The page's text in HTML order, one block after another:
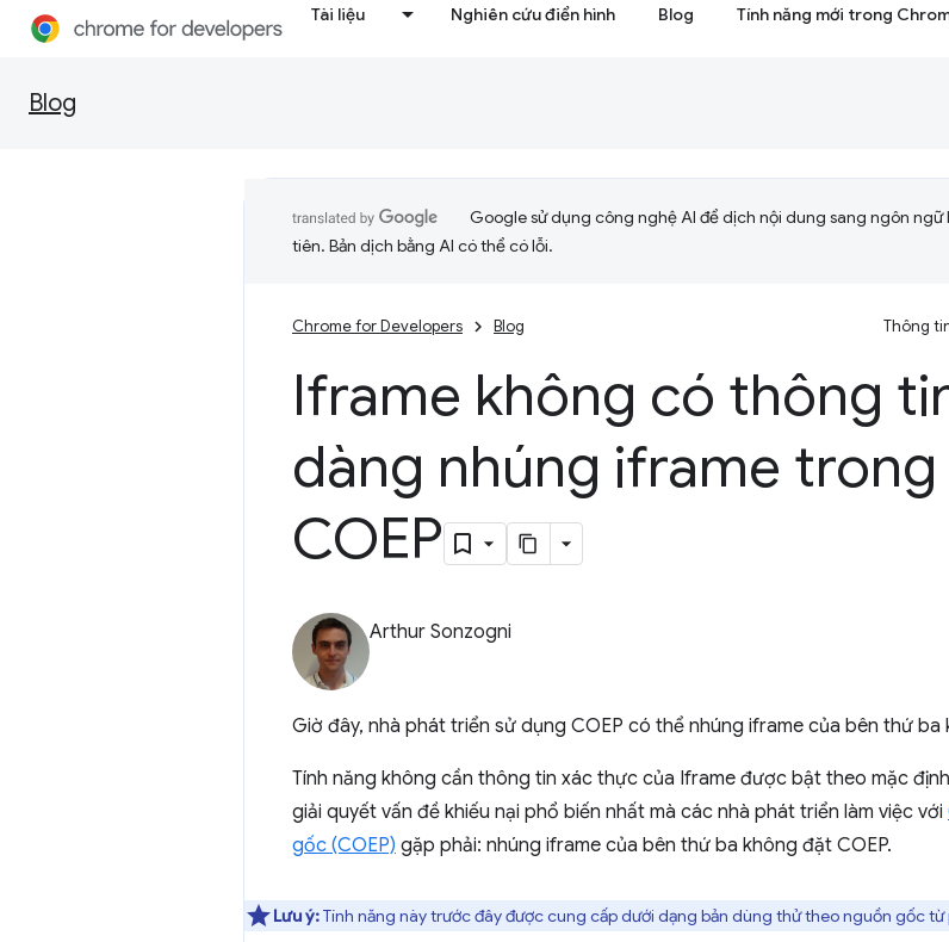
Tài liệu Nghiên cứu điển hình Blog Tính năng mới trong
Blog
Google sử dụng công nghệ AI để dịch nội dung sang ngôn ngữ
tiên. Bản dịch bằng AI có thể có lỗi.
Chrome for Developers Blog Thông
Iframe không có thông
dàng nhúng iframe
COEP
Arthur Sonzogni
Giờ đây, nhà phát triển sử dụng COEP có thể nhúng iframe của bên thứ ba
Tính năng không cần thông tin xác thực của Iframe được bật theo mặc
giải quyết vấn đề khiếu nại phổ biến nhất mà các nhà phát triển làm việc với
gốc (COEP) gặp phải: nhúng iframe của bên thứ ba không đặt COEP.
Lưu ý:Tính năng này trước đây được cung cấp dưới dạng bản dùng thử theo nguồn gốc từ